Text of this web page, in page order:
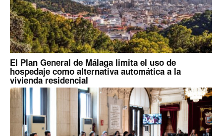
El Plan General de Málaga limita el uso de
hospedaje como alternativa automática a la
vivienda residencial